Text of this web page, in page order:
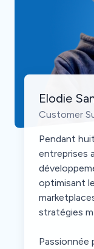
Elodie
Customer
Pendant
entreprises
optimisant
stratégies
Passionnée